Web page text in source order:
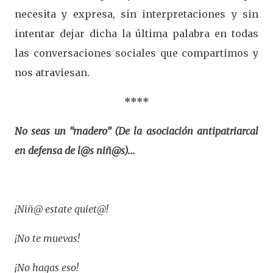
necesita y expresa, sin interpretaciones y sin
intentar dejar dicha la última palabra en todas
las conversaciones sociales que compartimos y
nos atraviesan.
****
No seas un “madero” (De la asociación antipatriarcal
en defensa de l@s niñ@s)...
¡Niñ@ estate quiet@!
¡No te muevas!
¡No hagas eso!